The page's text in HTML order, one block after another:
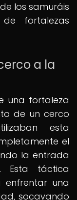
los samuráis
fortalezas
a la
una fortaleza
de un cerco
esta
el
la entrada
Esta táctica
una
socavando